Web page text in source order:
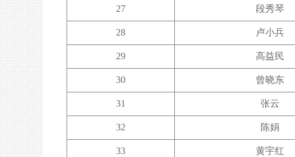
27 段秀琴
28 卢小兵
29 高益民
30 曾晓东
31 张云
32 陈娟
33 黄宇红